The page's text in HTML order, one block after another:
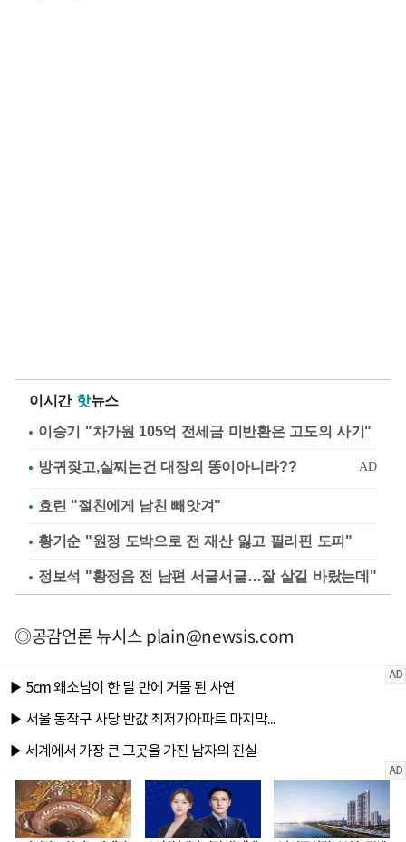
이시간 핫뉴스
이승기 "차가원 105억 전세금 미반환은 고도의 사기"
효린 "절친에게 남친 빼앗겨"
황기순 "원정 도박으로 전 재산 잃고 필리핀 도피"
정보석 "황정음 전 남편 서글서글…잘 살길 바랐는데"
◎공감언론 뉴시스plain@newsis.com